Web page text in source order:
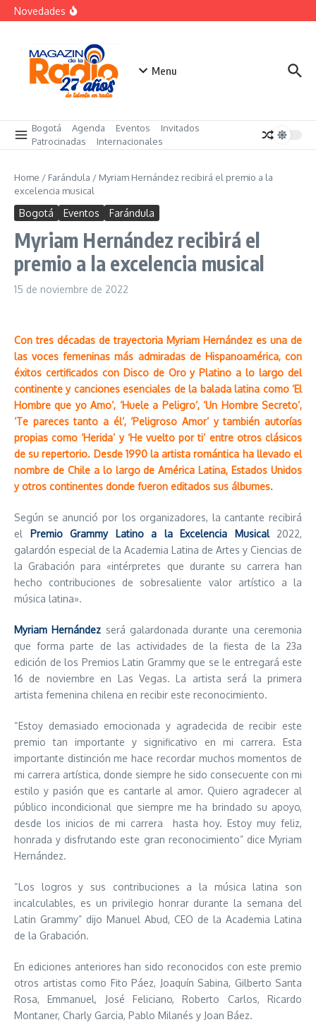
Saltar al contenido
Novedades
La posesión presidencial se verá en especial de DNEWS
sustitución de la coca
Menu
Bogotá Agenda Eventos
Invitados
Patrocinadas
Internacionales
Home / Farándula / Myriam Hernández recibirá el premio a la
excelencia musical
Bogotá Eventos Farándula
Myriam Hernández recibirá el
premio a la excelencia musical
15 de noviembre de 2022
Con tres décadas de trayectoria Myriam Hernández es una de
las voces femeninas más admiradas de Hispanoamérica, con
éxitos certificados con Disco de Oro y Platino a lo largo del
continente y canciones esenciales de la balada latina como ‘El
Hombre que yo Amo’, ‘Huele a Peligro’, ‘Un Hombre Secreto’,
‘Te pareces tanto a él’, ‘Peligroso Amor’ y también autorías
propias como ‘Herida’ y ‘He vuelto por ti’ entre otros clásicos
de su repertorio. Desde 1990 la artista romántica ha llevado el
nombre de Chile a lo largo de América Latina, Estados Unidos
y otros continentes donde fueron editados sus álbumes.
Según se anunció por los organizadores, la cantante recibirá
el Premio Grammy Latino a la Excelencia Musical2022,
galardón especial de la Academia Latina de Artes y Ciencias de
la Grabación para «intérpretes que durante su carrera han
hecho contribuciones de sobresaliente valor artístico a la
música latina».
Myriam Hernández será galardonada durante una ceremonia
que forma parte de las actividades de la fiesta de la 23a
edición de los Premios Latin Grammy que se le entregará este
16 de noviembre en Las Vegas. La artista será la primera
artista femenina chilena en recibir este reconocimiento.
“Estoy demasiado emocionada y agradecida de recibir este
premio tan importante y significativo en mi carrera. Esta
importante distinción me hace recordar muchos momentos de
mi carrera artística, donde siempre he sido consecuente con mi
estilo y pasión que es cantarle al amor. Quiero agradecer al
público incondicional que siempre me ha brindado su apoyo,
desde los inicios de mi carrera hasta hoy. Estoy muy feliz,
honrada y disfrutando este gran reconocimiento” dice Myriam
Hernández.
“Los logros y sus contribuciones a la música latina son
incalculables, es un privilegio honrar durante la semana del
Latin Grammy” dijo Manuel Abud, CEO de la Academia Latina
de la Grabación.
En ediciones anteriores han sido reconocidos con este premio
otros artistas como Fito Páez, Joaquín Sabina, Gilberto Santa
Rosa, Emmanuel, José Feliciano, Roberto Carlos, Ricardo
Montaner, Charly Garcia, Pablo Milanés y Joan Báez.